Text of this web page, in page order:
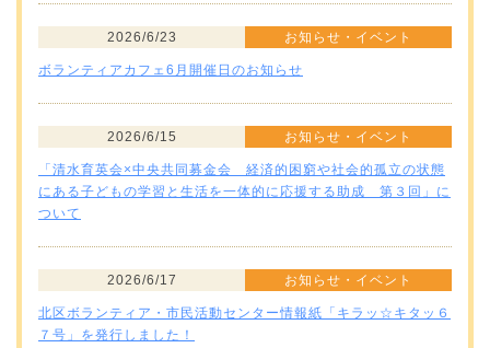
2026/6/23 お知らせ・イベント
ボランティアカフェ6月開催日のお知らせ
2026/6/15 お知らせ・イベント
「清水育英会×中央共同募金会 経済的困窮や社会的孤立の状態
にある子どもの学習と生活を一体的に応援する助成 第３回」に
ついて
2026/6/17 お知らせ・イベント
北区ボランティア・市民活動センター情報紙「キラッ☆キタッ６
７号」を発行しました！